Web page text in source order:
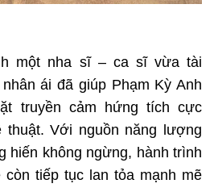
một nha sĩ – ca sĩ vừa tài
ái đã giúp Phạm Kỳ Anh
truyền cảm hứng tích cực
thuật. Với nguồn năng lượng
hiến không ngừng, hành trình
tiếp tục lan tỏa mạnh mẽ